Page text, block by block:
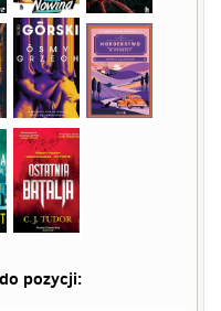
pozycji: